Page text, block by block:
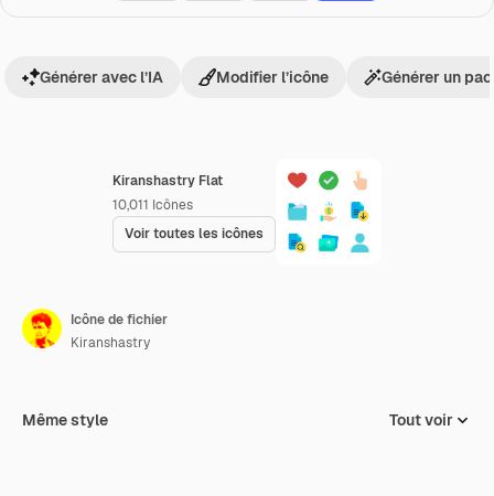
Kiranshastry Flat
10,011 Icônes
Voir toutes les icônes
Générer avec l’IA Modifier l’icône Générer un
Icône de fichier
Kiranshastry
Même style Tout voir